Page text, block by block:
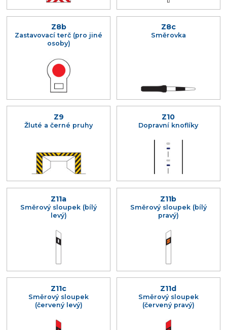
Z8b
Zastavovací terč (pro jiné
osoby)
Z8c
Směrovka
Z9
Žluté a černé pruhy
Z10
Dopravní knoflíky
Z11a
Směrový sloupek (bílý
levý)
Z11b
Směrový sloupek (bílý
pravý)
Z11c
Směrový sloupek
(červený levý)
Z11d
Směrový sloupek
(červený pravý)